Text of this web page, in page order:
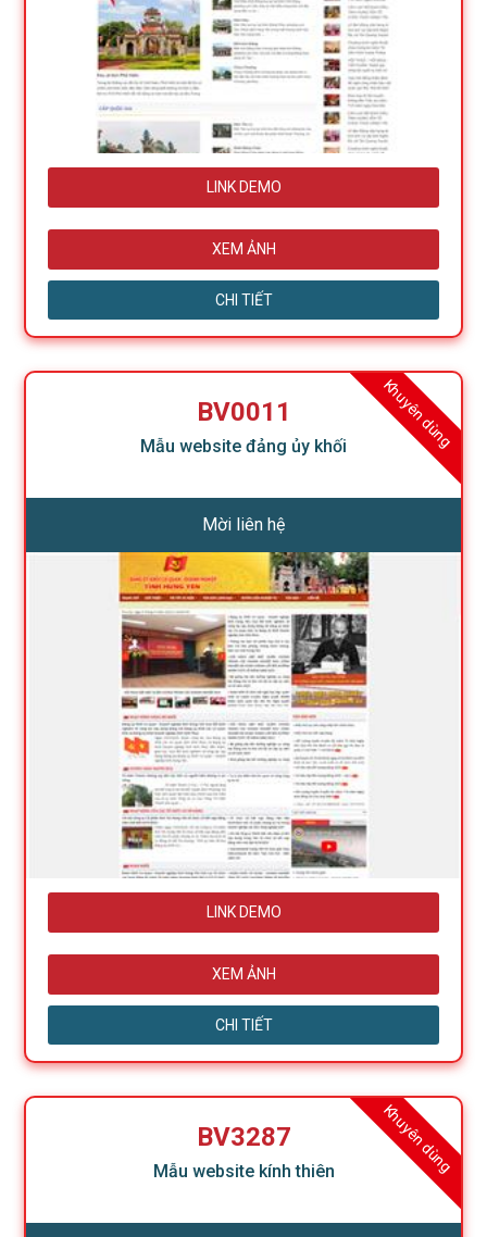
LINK DEMO
XEM ẢNH
CHI TIẾT
Khuyên dùng
BV0011
Mẫu website đảng ủy khối
Mời liên hệ
LINK DEMO
XEM ẢNH
CHI TIẾT
Khuyên dùng
BV3287
Mẫu website kính thiên